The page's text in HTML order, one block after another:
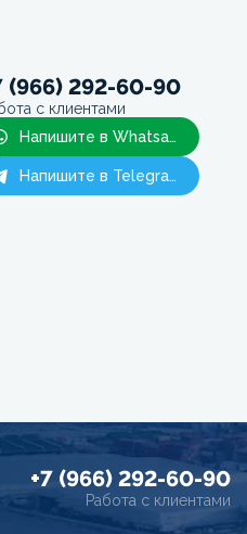
(966) 292-60-90
с клиентами
Напишите в Whatsapp
Напишите в Telegram
+7 (966) 292-60-90
Работа с клиентами